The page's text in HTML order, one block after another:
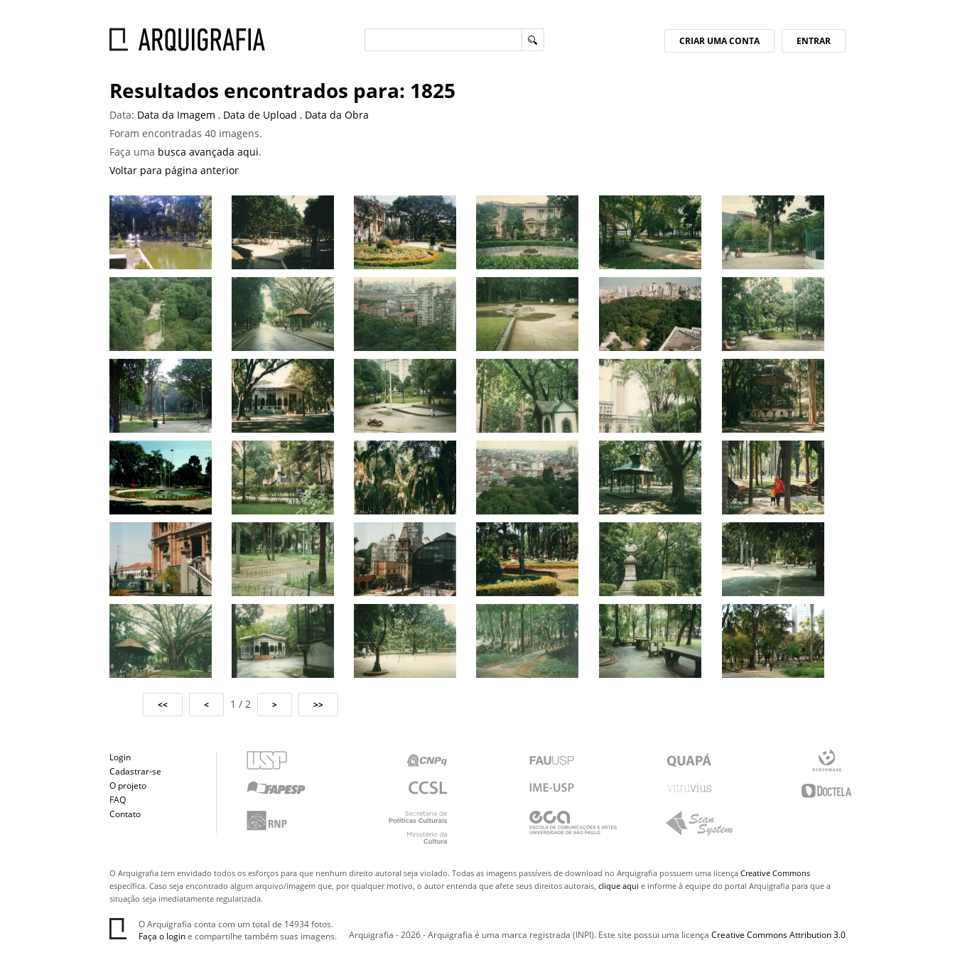
ENTRAR
CRIAR UMA CONTA
Resultados encontrados para: 1825
Data: Data da Imagem, Data de Upload, Data da Obra
Foram encontradas 40 imagens.
Faça uma busca avançada aqui.
Voltar para página anterior
1 / 2
Login
Cadastrar-se
O projeto
FAQ
Contato
O Arquigrafia tem envidado todos os esforços para que nenhum direito autoral seja violado. Todas as imagens passíveis de download no Arquigrafia possuem uma licençaCreative Commons
específica. Caso seja encontrado algum arquivo/imagem que, por qualquer motivo, o autor entenda que afete seus direitos autorais,clique aqui e informe à equipe do portal Arquigrafia para que a
situação seja imediatamente regularizada.
O Arquigrafia conta com um total de 14934 fotos.
Faça o logine compartilhe também suas imagens. Arquigrafia - 2026 - Arquigrafia é uma marca registrada (INPI). Este site possui uma licença Creative Commons Attribution 3.0